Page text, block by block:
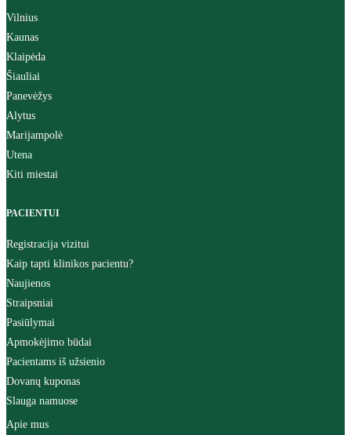
Vilnius
Kaunas
Klaipėda
Šiauliai
Panevėžys
Alytus
Marijampolė
Utena
Kiti miestai
PACIENTUI
Registracija vizitui
Kaip tapti klinikos pacientu?
Naujienos
Straipsniai
Pasiūlymai
Apmokėjimo būdai
Pacientams iš užsienio
Dovanų kuponas
Slauga namuose
Apie mus